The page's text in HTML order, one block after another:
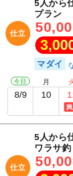
仕立
5人から
プラン
マダイ
今日
8/9
月
10
満
仕立
5人から
ワラサ